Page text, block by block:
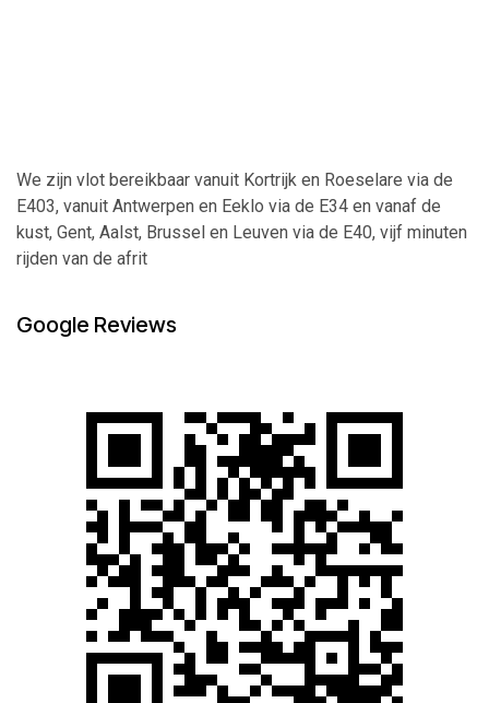
We zijn vlot bereikbaar vanuit Kortrijk en Roeselare via de
E403, vanuit Antwerpen en Eeklo via de E34 en vanaf de
kust, Gent, Aalst, Brussel en Leuven via de E40, vijf minuten
rijden van de afrit
Google Reviews